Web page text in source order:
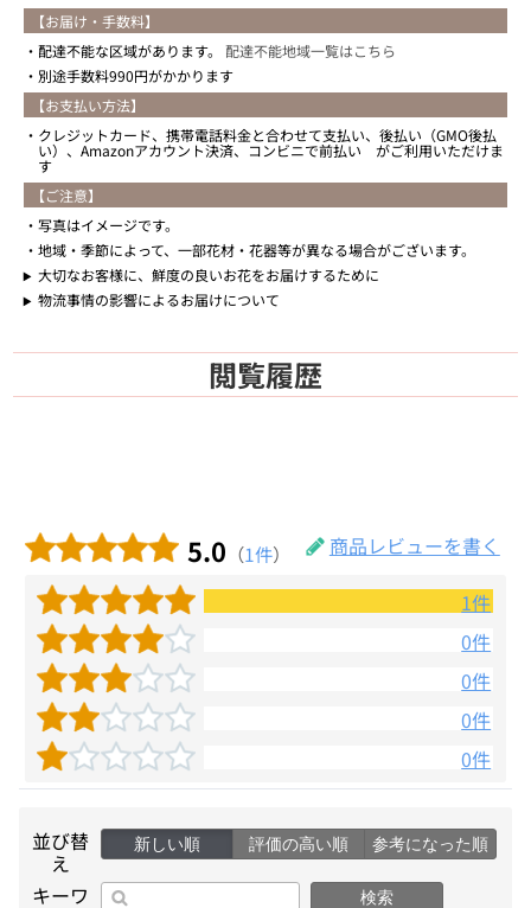
【お届け・手数料】
配達不能な区域があります。 配達不能地域一覧はこちら
別途手数料990円がかかります
【お支払い方法】
クレジットカード、携帯電話料金と合わせて支払い、後払い（GMO後払
い）、Amazonアカウント決済、コンビニで前払い がご利用いただけま
す
【ご注意】
写真はイメージです。
地域・季節によって、一部花材・花器等が異なる場合がございます。
大切なお客様に、鮮度の良いお花をお届けするために
物流事情の影響によるお届けについて
閲覧履歴
5.0 （1件）
商品レビューを書く
1件
0件
0件
0件
0件
並び替
え
新しい順 評価の高い順 参考になった順
キーワ 検索